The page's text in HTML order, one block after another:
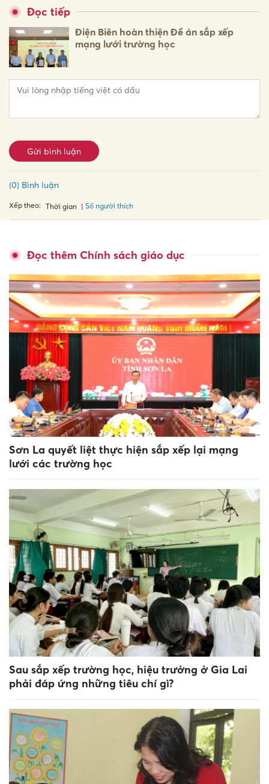
Đọc tiếp
Điện Biên hoàn thiện Đề án sắp xếp
mạng lưới trường học
Gửi bình luận
(0) Bình luận
Xếp theo: Thời gian Số người thích
Đọc thêm Chính sách giáo dục
Sơn La quyết liệt thực hiện sắp xếp lại mạng
lưới các trường học
Sau sắp xếp trường học, hiệu trưởng ở Gia Lai
phải đáp ứng những tiêu chí gì?